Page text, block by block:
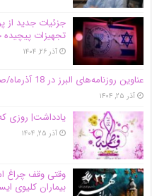
جزئیات جدید
تجهیزات
آذر ۲۶, ۱۴۰۴
عناوین روزنامه‌های البرز در ‌18 آذرماه/صدرنشینی در ارائه خدمات زایمان بی‌درد
آذر ۲۵, ۱۴۰۴
یادداشت| روزی
آذر ۲۵, ۱۴۰۴
وقتی وقف چراغ
بیماران کلیوی